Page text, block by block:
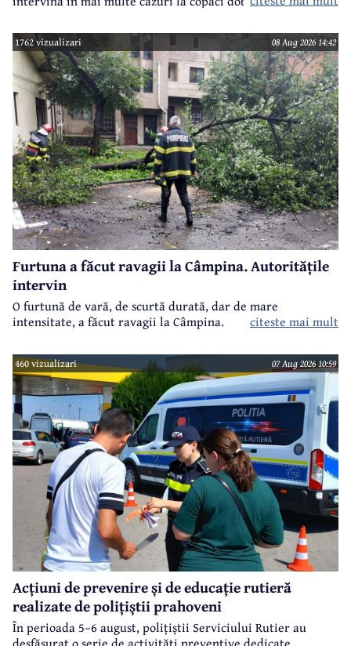
1762 vizualizari 08 Aug 2026 14:42
Furtuna a făcut ravagii la Câmpina. Autoritățile
intervin
O furtună de vară, de scurtă durată, dar de mare
intensitate, a făcut ravagii la Câmpina.
citeste mai mult
460 vizualizari 07 Aug 2026 10:59
Acțiuni de prevenire și de educație rutieră
realizate de polițiștii prahoveni
În perioada 5–6 august, polițiștii Serviciului Rutier au